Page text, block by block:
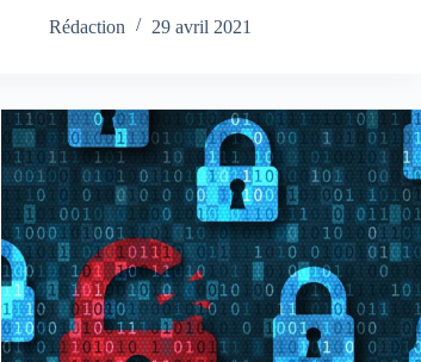
Rédaction
29 avril 2021